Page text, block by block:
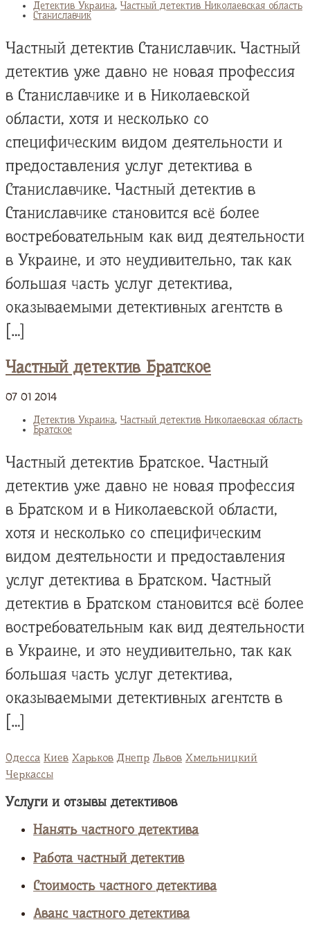
Детектив Украина, Частный детектив Николаевская область
Станиславчик
Частный детектив Станиславчик. Частный
детектив уже давно не новая профессия
в Станиславчике и в Николаевской
области, хотя и несколько со
специфическим видом деятельности и
предоставления услуг детектива в
Станиславчике. Частный детектив в
Станиславчике становится всё более
востребовательным как вид деятельности
в Украине, и это неудивительно, так как
большая часть услуг детектива,
оказываемыми детективных агентств в
[…]
Частный детектив Братское
07 01 2014
Детектив Украина, Частный детектив Николаевская область
Братское
Частный детектив Братское. Частный
детектив уже давно не новая профессия
в Братском и в Николаевской области,
хотя и несколько со специфическим
видом деятельности и предоставления
услуг детектива в Братском. Частный
детектив в Братском становится всё более
востребовательным как вид деятельности
в Украине, и это неудивительно, так как
большая часть услуг детектива,
оказываемыми детективных агентств в
[…]
Одесса Киев Харьков Днепр Львов Хмельницкий
Черкассы
Услуги и отзывы детективов
Нанять частного детектива
Работа частный детектив
Стоимость частного детектива
Аванс частного детектива